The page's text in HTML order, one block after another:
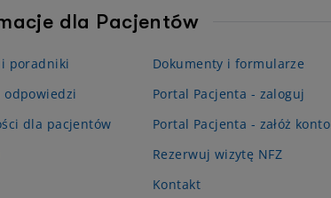
dla Pacjentów
i poradniki
odpowiedzi
dla pacjentów
Dokumenty i formularze
Portal Pacjenta - zaloguj
Portal Pacjenta - załóż konto
Rezerwuj wizytę NFZ
Kontakt